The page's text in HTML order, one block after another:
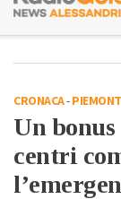
CRONACA-
Un
centri